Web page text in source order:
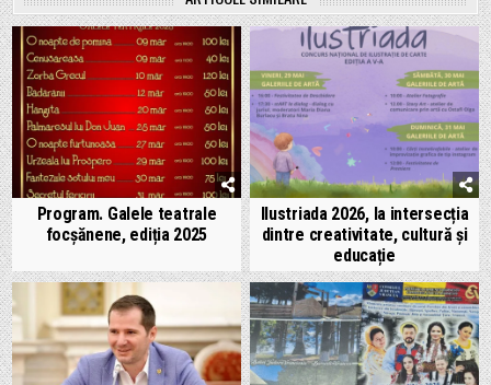
Program. Galele teatrale
focșănene, ediția 2025
Ilustriada 2026, la intersecția
dintre creativitate, cultură și
educație